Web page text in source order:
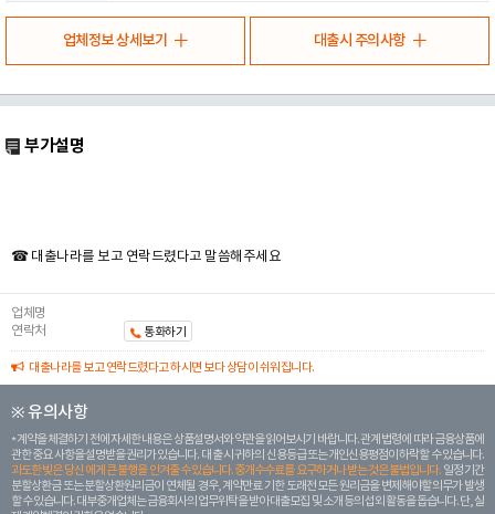
업체정보 상세보기 대출시 주의사항
부가설명
☎ 대출나라를 보고 연락드렸다고 말씀해주세요
업체명
연락처
통화하기
대출나라를 보고 연락드렸다고 하시면 보다 상담이 쉬워집니다.
※ 유의사항
계약을 체결하기 전에 자세한 내용은 상품설명서와 약관을 읽어보시기 바랍니다. 관계 법령에 따라 금융상품에
관한 중요 사항을 설명받을 권리가 있습니다. 대 출 시 귀하의 신용등급 또는 개인신용평점이 하락할 수 있습니다.
과도한 빚은 당신 에게 큰 불행을 안겨줄 수 있습니다. 중개수수료를 요구하거나 받는 것은 불법입니다. 일정 기간
분할상환금 또는 분할상환원리금이 연체될 경우, 계약만료 기한 도래전 모든 원리금을 변제해야할 의무가 발생
할 수 있습니다. 대부중개업체는 금융회사의 업무위탁을 받아 대출모집 및 소개 등의 섭외 활동을 돕습니다. 단, 실